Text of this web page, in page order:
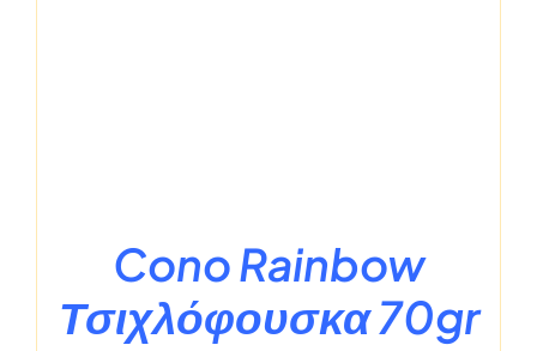
Cono Rainbow
Τσιχλόφουσκα 70gr